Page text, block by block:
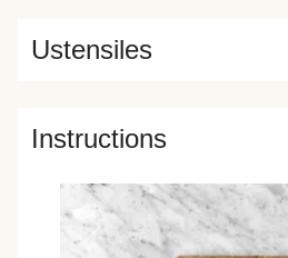
Ustensiles
Instructions